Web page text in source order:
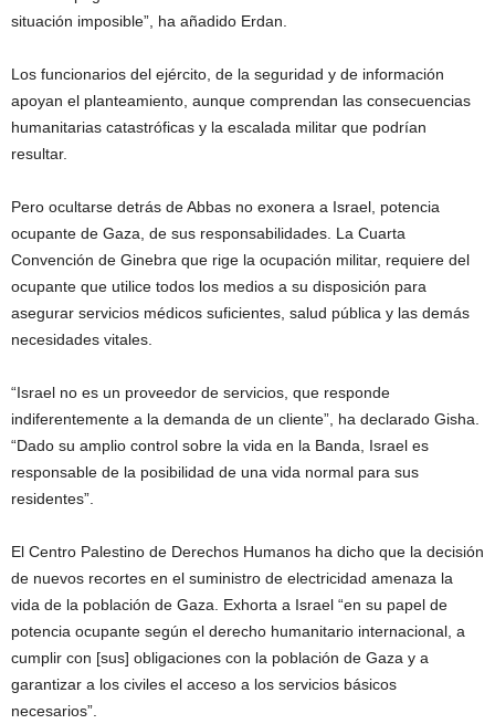
situación imposible”, ha añadido Erdan.
Los funcionarios del ejército, de la seguridad y de información
apoyan el planteamiento, aunque comprendan las consecuencias
humanitarias catastróficas y la escalada militar que podrían
resultar.
Pero ocultarse detrás de Abbas no exonera a Israel, potencia
ocupante de Gaza, de sus responsabilidades. La Cuarta
Convención de Ginebra que rige la ocupación militar, requiere del
ocupante que utilice todos los medios a su disposición para
asegurar servicios médicos suficientes, salud pública y las demás
necesidades vitales.
“Israel no es un proveedor de servicios, que responde
indiferentemente a la demanda de un cliente”, ha declarado Gisha.
“Dado su amplio control sobre la vida en la Banda, Israel es
responsable de la posibilidad de una vida normal para sus
residentes”.
El Centro Palestino de Derechos Humanos ha dicho que la decisión
de nuevos recortes en el suministro de electricidad amenaza la
vida de la población de Gaza. Exhorta a Israel “en su papel de
potencia ocupante según el derecho humanitario internacional, a
cumplir con [sus] obligaciones con la población de Gaza y a
garantizar a los civiles el acceso a los servicios básicos
necesarios”.